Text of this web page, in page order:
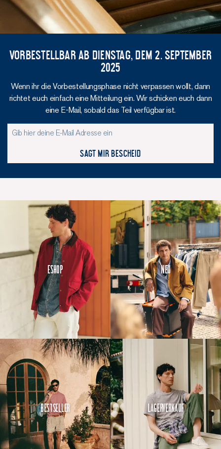
VORBESTELLBAR AB DIENSTAG, DEM 2. September
2025
Wenn ihr die Vorbestellungsphase nicht verpassen wollt, dann
richtet euch einfach eine Mitteilung ein. Wir schicken euch dann
eine E-Mail, sobald das Teil verfügbar ist.
Sagt mir Bescheid
Eshop Neu
Bestseller Lagerverkauf